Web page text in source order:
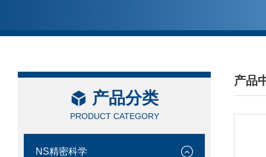
产品分类
PRODUCT CATEGORY
NS精密科学
产品
/